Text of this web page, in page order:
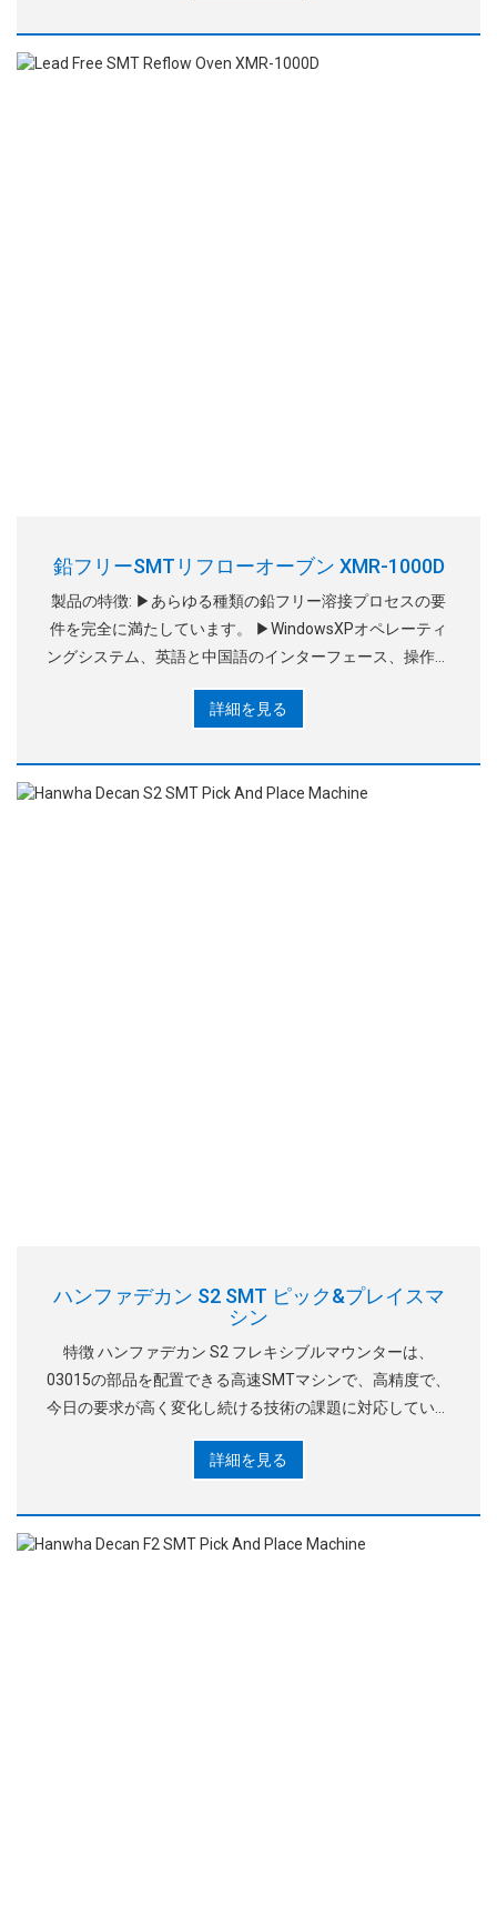
鉛フリーSMTリフローオーブン XMR-1000D
製品の特徴: ▶あらゆる種類の鉛フリー溶接プロセスの要
件を完全に満たしています。 ▶WindowsXPオペレーティ
ングシステム、英語と中国語のインターフェース、操作の
テム、USI
詳細を見る
ハンファデカン S2 SMT ピック&プレイスマ
シン
特徴 ハンファデカン S2 フレキシブルマウンターは、
03015の部品を配置できる高速SMTマシンで、高精度で、
今日の要求が高く変化し続ける技術の課題に対応していま
詳細を見る